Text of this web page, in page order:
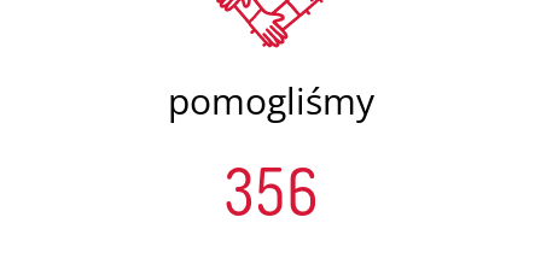
pomogliśmy
356